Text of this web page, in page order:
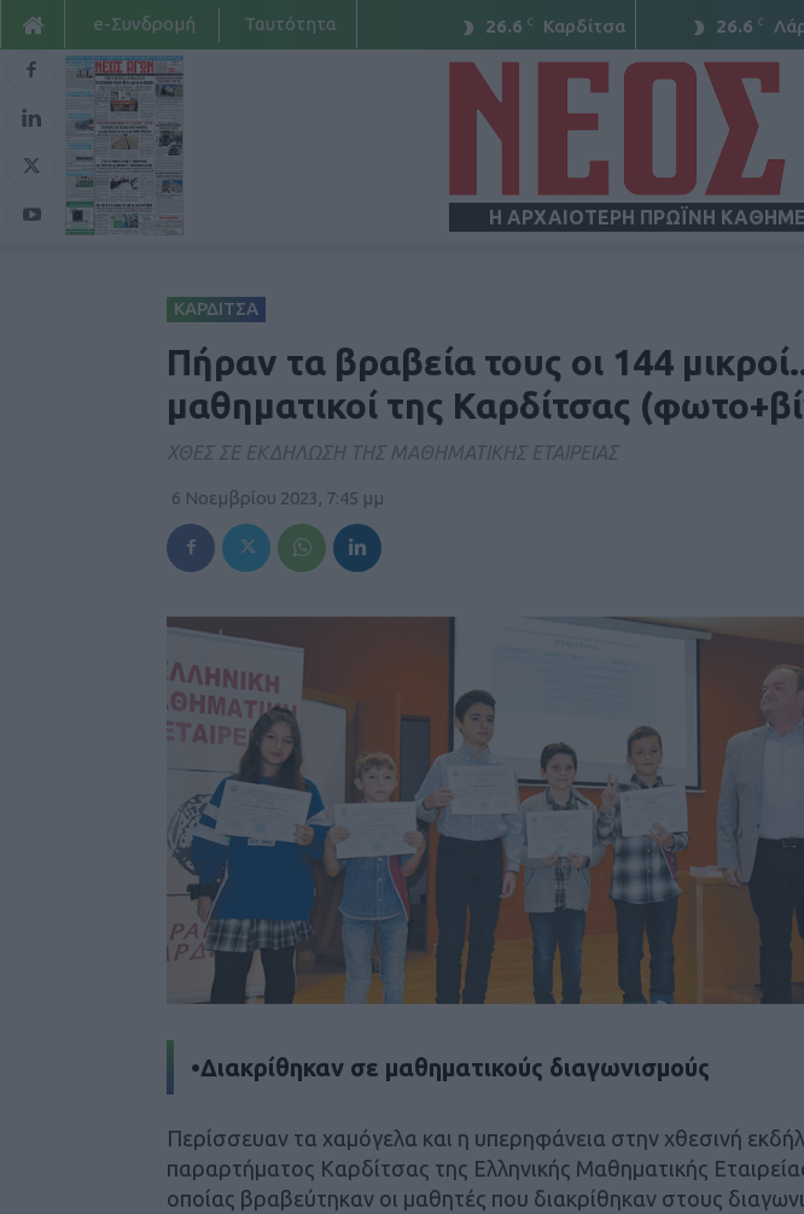
26.6 C Καρδίτσα 26.6 C
e-Συνδρομή Ταυτότητα
Η ΑΡΧΑΙΟΤΕΡΗ ΠΡΩΪΝΗ
ΚΑΡΔΙΤΣΑ
Πήραν τα βραβεία τους οι 144
μαθηματικοί της Καρδίτσας
ΧΘΕΣ ΣΕ ΕΚΔΗΛΩΣΗ ΤΗΣ ΜΑΘΗΜΑΤΙΚΗΣ ΕΤΑΙΡΕΙΑΣ
6 Νοεμβρίου 2023, 7:45 μμ
•Διακρίθηκαν σε μαθηματικούς διαγωνισμούς
Περίσσευαν τα χαμόγελα και η υπερηφάνεια στην χθεσινή
παραρτήματος Καρδίτσας της Ελληνικής Μαθηματικής
οποίας βραβεύτηκαν οι μαθητές που διακρίθηκαν στους